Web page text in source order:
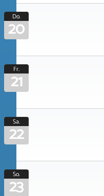
Do.
20
Fr.
21
Sa.
22
So.
23